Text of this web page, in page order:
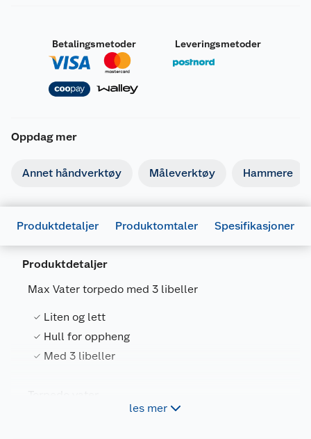
Betalingsmetoder Leveringsmetoder
Oppdag mer
Annet håndverktøy Måleverktøy Hammere
Produktdetaljer Produktomtaler Spesifikasjoner
Produktdetaljer
Max Vater torpedo med 3 libeller
Liten og lett
Hull for oppheng
Med 3 libeller
Str: 22,8 x 3,8 x 1,7 cmles mer